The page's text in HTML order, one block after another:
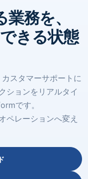
務を、
きる状態
スタマーサポートに
ションをリアルタイ
です。
ペレーションへ変え